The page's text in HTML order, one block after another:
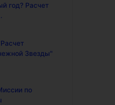
год? Расчет
Звезды"
по